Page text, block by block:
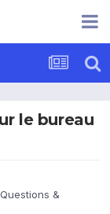
le bureau
&